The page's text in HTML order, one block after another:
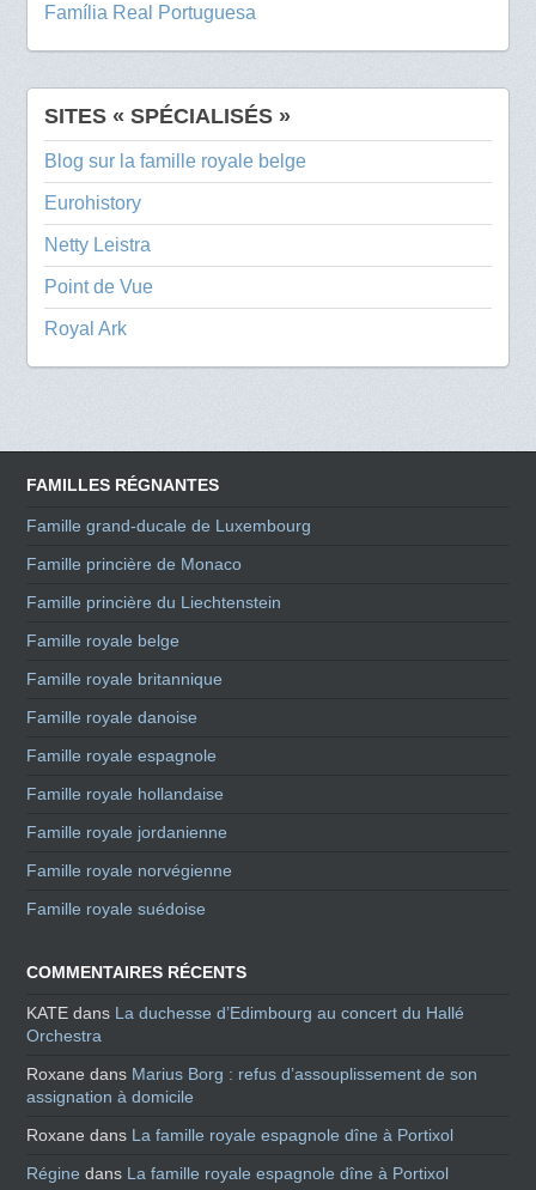
Família Real Portuguesa
SITES « SPÉCIALISÉS »
Blog sur la famille royale belge
Eurohistory
Netty Leistra
Point de Vue
Royal Ark
FAMILLES RÉGNANTES
Famille grand-ducale de Luxembourg
Famille princière de Monaco
Famille princière du Liechtenstein
Famille royale belge
Famille royale britannique
Famille royale danoise
Famille royale espagnole
Famille royale hollandaise
Famille royale jordanienne
Famille royale norvégienne
Famille royale suédoise
COMMENTAIRES RÉCENTS
KATE dans La duchesse d’Edimbourg au concert du Hallé
Orchestra
Roxane dans Marius Borg : refus d’assouplissement de son
assignation à domicile
Roxane dans La famille royale espagnole dîne à Portixol
Régine dans La famille royale espagnole dîne à Portixol